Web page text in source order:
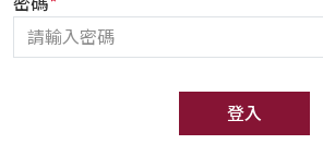
登入